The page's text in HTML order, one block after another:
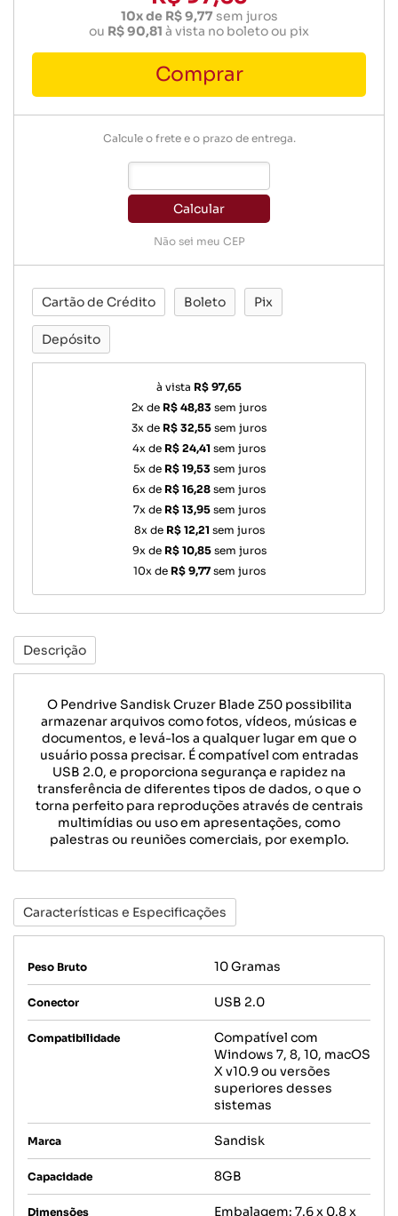
10x de R$ 9,77sem juros
ou R$ 90,81 à vista no boleto ou pix
Comprar
Calcule o frete e o prazo de entrega.
Calcular
Não sei meu CEP
Cartão de Crédito Boleto Pix
Depósito
à vista R$ 97,65
2x de R$ 48,83 sem juros
3x de R$ 32,55 sem juros
4x de R$ 24,41 sem juros
5x de R$ 19,53 sem juros
6x de R$ 16,28 sem juros
7x de R$ 13,95sem juros
8x de R$ 12,21 sem juros
9x de R$ 10,85sem juros
10x de R$ 9,77sem juros
Descrição
O Pendrive Sandisk Cruzer Blade Z50 possibilita
armazenar arquivos como fotos, vídeos, músicas e
documentos, e levá-los a qualquer lugar em que o
usuário possa precisar. É compatível com entradas
USB 2.0, e proporciona segurança e rapidez na
transferência de diferentes tipos de dados, o que o
torna perfeito para reproduções através de centrais
multimídias ou uso em apresentações, como
palestras ou reuniões comerciais, por exemplo.
Características e Especificações
Peso Bruto 10 Gramas
Conector USB 2.0
Compatibilidade
Compatível com
Windows 7, 8, 10, macOS
X v10.9 ou versões
superiores desses
sistemas
Marca Sandisk
Capacidade 8GB
Dimensões Embalagem: 7.6 x 0.8 x